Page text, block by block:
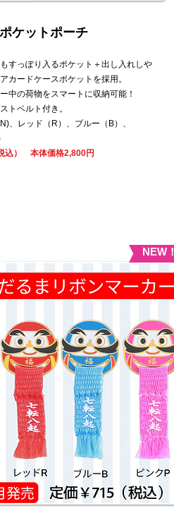
ケットポーチ
すっぽり入るポケット＋出し入れしや
カードケースポケットを採用。
中の荷物をスマートに収納可能！
トベルト付き。
、レッド（R）、ブルー（B）、
込） 本体価格2,800円
NEW！